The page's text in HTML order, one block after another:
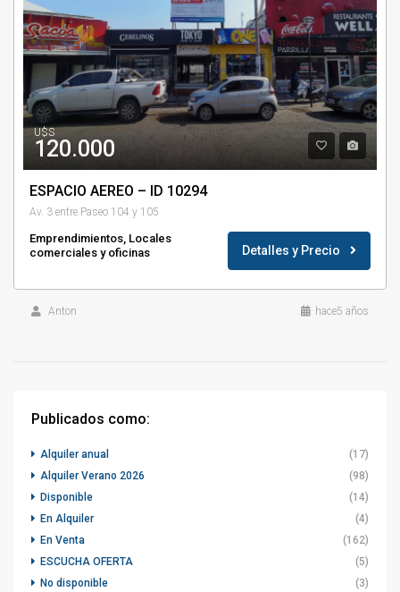
U$S
120.000
ESPACIO AEREO – ID 10294
Av. 3 entre Paseo 104 y 105
Emprendimientos, Locales
comerciales y oficinas
Detalles y Precio
Anton hace5 años
Publicados como:
Alquiler anual
(17)
Alquiler Verano 2026
(98)
Disponible
(14)
En Alquiler
(4)
En Venta
(162)
ESCUCHA OFERTA
(5)
No disponible
(3)